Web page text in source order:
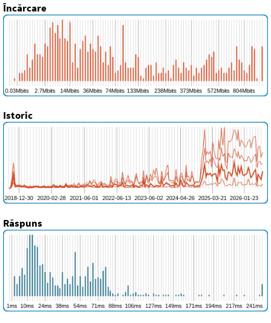
Încărcare
Istoric
Răspuns